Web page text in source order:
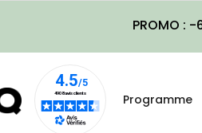
PROMO :
Programme